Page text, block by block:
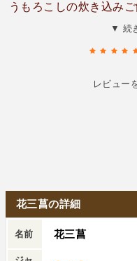
うもろこしの炊き込み
しました。サプライズ
が綺麗でとても癒やさ
▼ 続
レビュー
花三菖の詳細
名前 花三菖